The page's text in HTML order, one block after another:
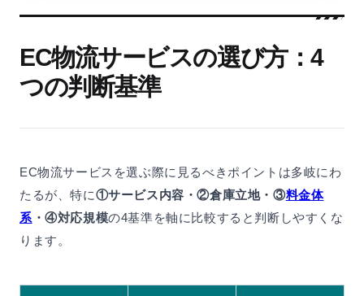
EC物流サービスの選び方：4
つの判断基準
EC物流サービスを選ぶ際に見るべきポイントは多岐にわ
たるが、特に①サービス内容・②倉庫立地・③料金体
系・④対応規模の4基準を軸に比較すると判断しやすくな
ります。